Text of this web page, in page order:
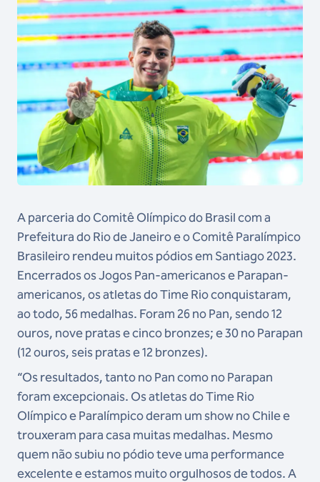
A parceria do Comitê Olímpico do Brasil com a
Prefeitura do Rio de Janeiro e o Comitê Paralímpico
Brasileiro rendeu muitos pódios em Santiago 2023.
Encerrados os Jogos Pan-americanos e Parapan-
americanos, os atletas do Time Rio conquistaram,
ao todo, 56 medalhas. Foram 26 no Pan, sendo 12
ouros, nove pratas e cinco bronzes; e 30 no Parapan
(12 ouros, seis pratas e 12 bronzes).
“Os resultados, tanto no Pan como no Parapan
foram excepcionais. Os atletas do Time Rio
Olímpico e Paralímpico deram um show no Chile e
trouxeram para casa muitas medalhas. Mesmo
quem não subiu no pódio teve uma performance
excelente e estamos muito orgulhosos de todos. A